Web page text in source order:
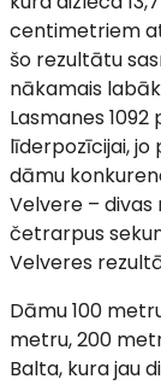
centimetriem
šo rezultātu
nākamais
Lasmanes
līderpozīcijai,
dāmu
Velvere – divas
četrarpus
Velveres
Dāmu 100
metru, 200
Balta, kura jau